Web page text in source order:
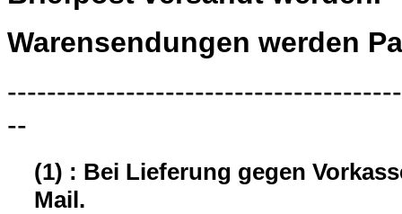
Warensendungen werden
--
(1) : Bei Lieferung gegen
Mail.